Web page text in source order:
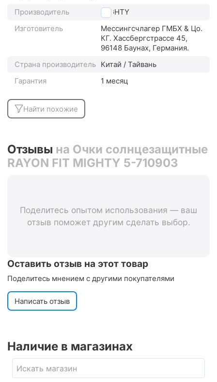
Производитель
MIGHTY
Изготовитель
Мессингсчлагер ГМБХ & Цо.
КГ. Хассбергстрассе 45,
96148 Баунах, Германия.
Страна производитель Китай / Тайвань
Гарантия
1 месяц
Найти похожие
Отзывы на Очки солнцезащитные
RAYON FIT MIGHTY 5-710903
Поделитесь опытом использования — ваш
отзыв поможет другим сделать выбор.
Оставить отзыв на этот товар
Поделитесь мнением с другими покупателями
Написать отзыв
Наличие в магазинах